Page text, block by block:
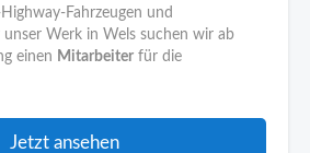
Fahrzeugen und
unser Werk in Wels suchen wir ab
einen Mitarbeiter für die
Jetzt ansehen